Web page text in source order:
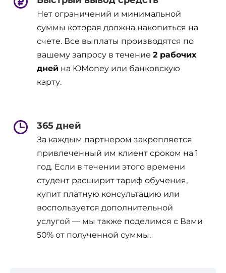
Нет ограничений и минимальной
суммы которая должна накопиться на
счете. Все выплаты производятся по
вашему запросу в течение 2 рабочих
дней на ЮMoney или банковскую
карту.
365 дней
За каждым партнером закрепляется
привлеченный им клиент сроком на 1
год. Если в течении этого времени
студент расширит тариф обучения,
купит платную консультацию или
воспользуется дополнительной
услугой — мы также поделимся с Вами
50% от полученной суммы.